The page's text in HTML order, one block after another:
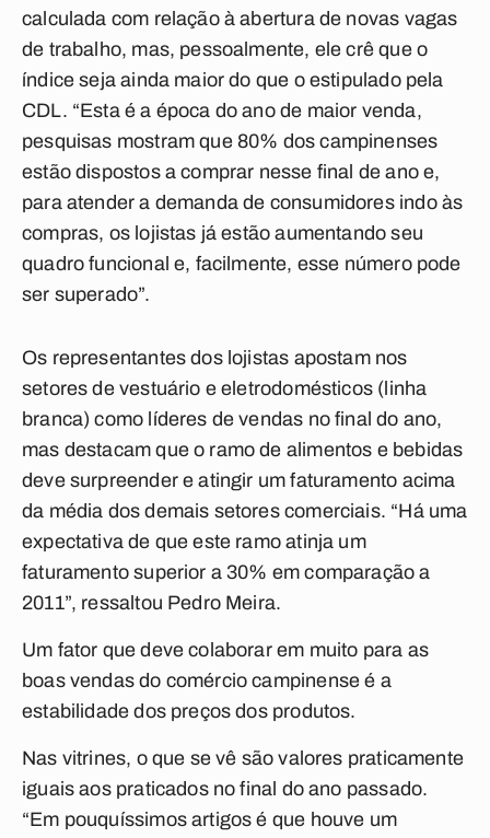
calculada com relação à abertura de novas vagas
de trabalho, mas, pessoalmente, ele crê que o
índice seja ainda maior do que o estipulado pela
CDL. “Esta é a época do ano de maior venda,
pesquisas mostram que 80% dos campinenses
estão dispostos a comprar nesse final de ano e,
para atender a demanda de consumidores indo às
compras, os lojistas já estão aumentando seu
quadro funcional e, facilmente, esse número pode
ser superado”.
Os representantes dos lojistas apostam nos
setores de vestuário e eletrodomésticos (linha
branca) como líderes de vendas no final do ano,
mas destacam que o ramo de alimentos e bebidas
deve surpreender e atingir um faturamento acima
da média dos demais setores comerciais. “Há uma
expectativa de que este ramo atinja um
faturamento superior a 30% em comparação a
2011”, ressaltou Pedro Meira.
Um fator que deve colaborar em muito para as
boas vendas do comércio campinense é a
estabilidade dos preços dos produtos.
Nas vitrines, o que se vê são valores praticamente
iguais aos praticados no final do ano passado.
“Em pouquíssimos artigos é que houve um